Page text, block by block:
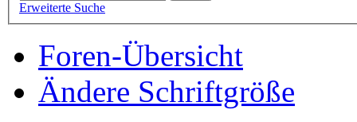
Erweiterte Suche
Foren-Übersicht
Ändere Schriftgröße